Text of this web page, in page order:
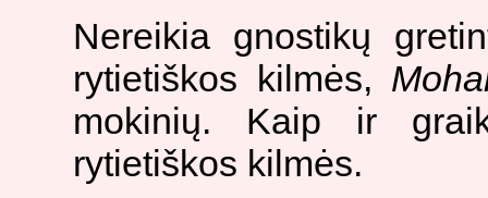
Nereikia gnostikų
rytietiškos kilmės,
mokinių. Kaip ir
rytietiškos kilmės.